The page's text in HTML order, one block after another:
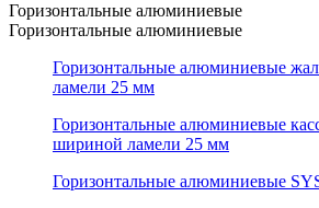
Горизонтальные алюминиевые
Горизонтальные алюминиевые
Горизонтальные алюминиевые
ламели 25 мм
Горизонтальные алюминиевые
шириной ламели 25 мм
Горизонтальные алюминиевые